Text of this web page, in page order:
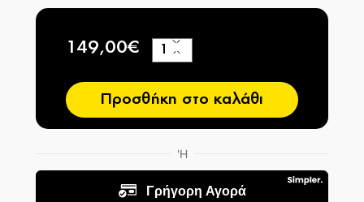
149,00€
−
+
Προσθήκη στο καλάθι